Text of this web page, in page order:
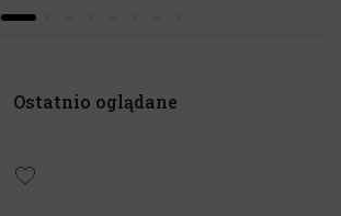
Ostatnio oglądane